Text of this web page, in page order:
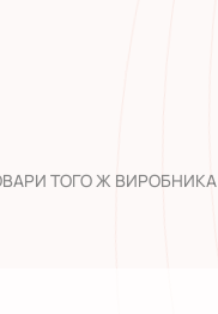
ТОГО Ж ВИРОБНИКА